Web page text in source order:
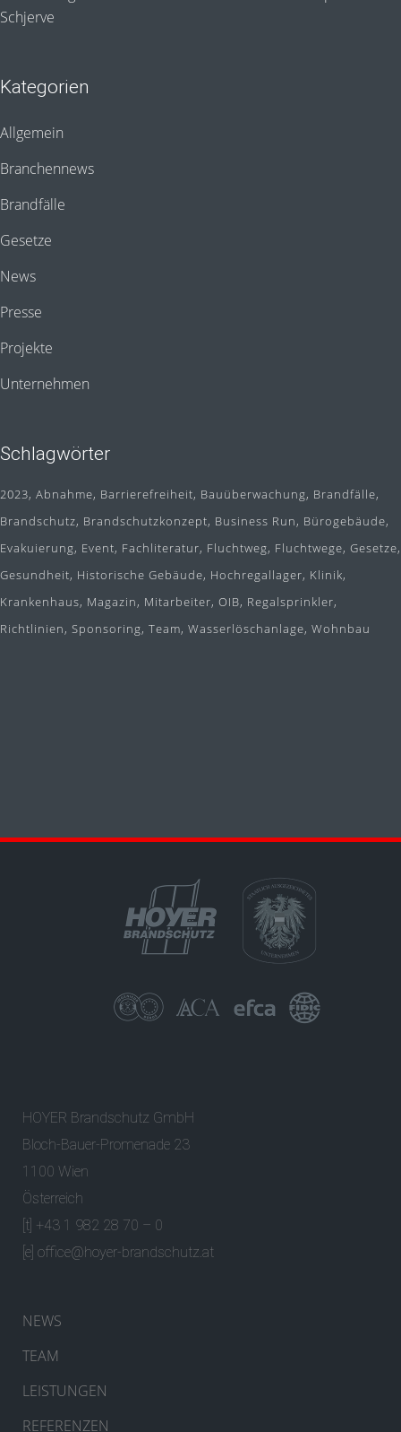
Schjerve
Kategorien
Allgemein
Branchennews
Brandfälle
Gesetze
News
Presse
Projekte
Unternehmen
Schlagwörter
2023 Abnahme Barrierefreiheit Bauüberwachung Brandfälle
Brandschutz Brandschutzkonzept Business Run
Bürogebäude
Evakuierung Event Fachliteratur Fluchtweg Fluchtwege Gesetze
Gesundheit Historische Gebäude Hochregallager Klinik
Krankenhaus Magazin Mitarbeiter OIB Regalsprinkler
Richtlinien Sponsoring Team Wasserlöschanlage Wohnbau
HOYER Brandschutz GmbH
Bloch-Bauer-Promenade 23
1100 Wien
Österreich
[t] +43 1 982 28 70 – 0
[e] office@hoyer-brandschutz.at
NEWS
TEAM
LEISTUNGEN
REFERENZEN